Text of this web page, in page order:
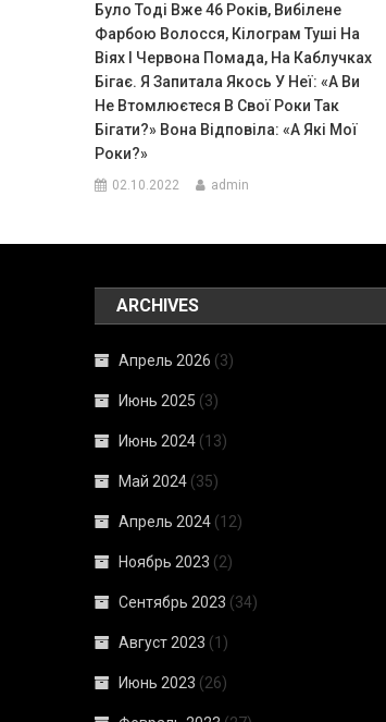
Було Тоді Вже 46 Років, Вибілене
Фарбою Волосся, Кілограм Туші На
Віях І Червона Помада, На Каблучках
Бігає. Я Запитала Якось У Неї: «А Ви
Не Втомлюєтеся В Свої Роки Так
Бігати?» Вона Відповіла: «А Які Мої
Роки?»
02.10.2022 admin
ARCHIVES
Апрель 2026 (3)
Июнь 2025 (3)
Июнь 2024 (13)
Май 2024 (35)
Апрель 2024 (12)
Ноябрь 2023 (2)
Сентябрь 2023 (34)
Август 2023 (1)
Июнь 2023 (26)